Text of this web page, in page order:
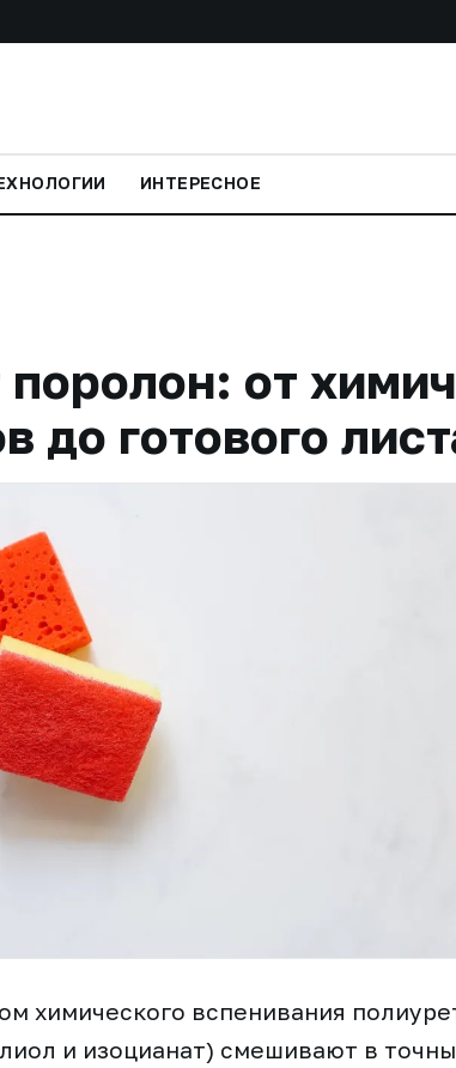
ИНТЕРЕСНОЕ
от
до готового
химического вспенивания
и изоцианат) смешивают в